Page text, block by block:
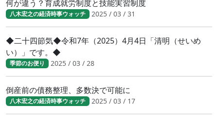
何が違う？育成就労制度と技能実習制度
八木宏之の経済時事ウォッチ 2025 / 03 / 31
◆二十四節気◆令和7年（2025）4月4日「清明（せいめ
い）」です。◆
季節のお便り 2025 / 03 / 28
倒産前の債務整理、多数決で可能に
八木宏之の経済時事ウォッチ 2025 / 03 / 17